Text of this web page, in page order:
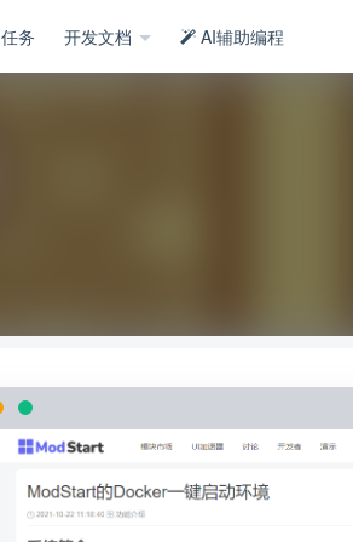
任务 开发文档 AI辅助编程